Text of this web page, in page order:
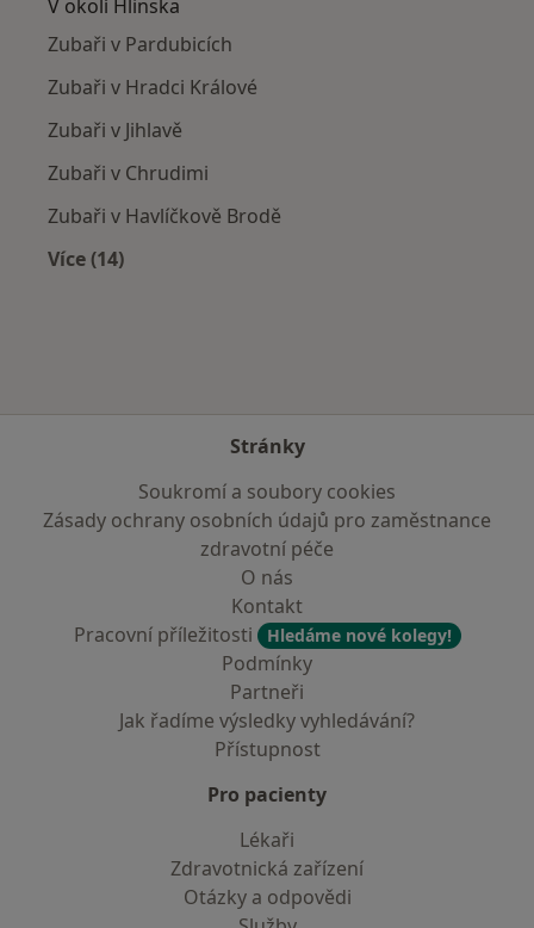
V okolí Hlinska
Zubaři v Pardubicích
Zubaři v Hradci Králové
Zubaři v Jihlavě
Zubaři v Chrudimi
Zubaři v Havlíčkově Brodě
Více (14)
Stránky
Soukromí a soubory cookies
Zásady ochrany osobních údajů pro zaměstnance
zdravotní péče
O nás
Kontakt
Pracovní příležitosti
Hledáme nové kolegy!
Podmínky
Partneři
Jak řadíme výsledky vyhledávání?
Přístupnost
Pro pacienty
Lékaři
Zdravotnická zařízení
Otázky a odpovědi